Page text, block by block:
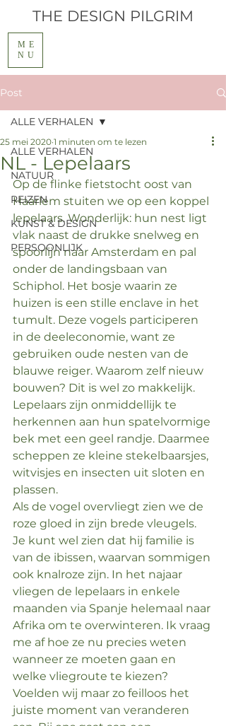
ME
NU
THE DESIGN PILGRIM
Post
ALLE VERHALEN
NATUUR
REIZEN
KUNST & DESIGN
PERSOONLIJK
ALLE VERHALEN
NL - Lepelaars
25 mei 2020 1 minuten om te lezen
Op de flinke fietstocht oost van
Haarlem stuiten we op een koppel
lepelaars. Wonderlijk: hun nest ligt
vlak naast de drukke snelweg en
spoorlijn naar Amsterdam en pal
onder de landingsbaan van
Schiphol. Het bosje waarin ze
huizen is een stille enclave in het
tumult. Deze vogels participeren
in de deeleconomie, want ze
gebruiken oude nesten van de
blauwe reiger. Waarom zelf nieuw
bouwen? Dit is wel zo makkelijk.
Lepelaars zijn onmiddellijk te
herkennen aan hun spatelvormige
bek met een geel randje. Daarmee
scheppen ze kleine stekelbaarsjes,
witvisjes en insecten uit sloten en
plassen.
Als de vogel overvliegt zien we de
roze gloed in zijn brede vleugels.
Je kunt wel zien dat hij familie is
van de ibissen, waarvan sommigen
ook knalroze zijn. In het najaar
vliegen de lepelaars in enkele
maanden via Spanje helemaal naar
Afrika om te overwinteren. Ik vraag
me af hoe ze nu precies weten
wanneer ze moeten gaan en
welke vliegroute te kiezen?
Voelden wij maar zo feilloos het
juiste moment van veranderen